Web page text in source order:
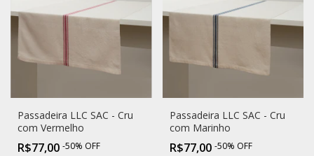
Passadeira LLC SAC - Cru
com Vermelho
R$77,00 -50% OFF
Passadeira LLC SAC - Cru
com Marinho
R$77,00 -50% OFF